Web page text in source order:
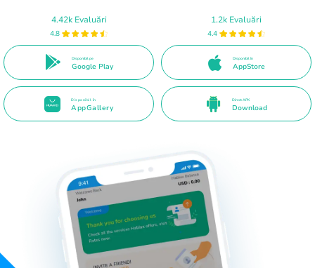
4.42k Evaluări
4.8
Disponibil pe
Google Play
1.2k Evaluări
4.4
Disponibil în
AppStore
Disponibil în
AppGallery
Direct APK
Download